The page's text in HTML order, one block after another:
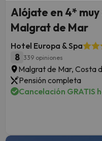
Alójate en 4*
Malgrat de Mar
Hotel Europa & Spa
8 339 opiniones
Malgrat de Mar, Costa
Pensión completa
Cancelación GRATIS